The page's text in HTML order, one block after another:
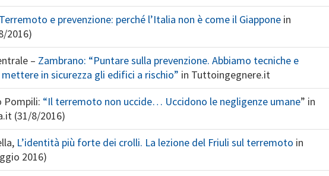
Terremoto e prevenzione: perché l’Italia non è come il Giappone in
2016)
– Zambrano: “Puntare sulla prevenzione. Abbiamo tecniche e
in sicurezza gli edifici a rischio” in Tuttoingegnere.it
Pompili: “Il terremoto non uccide… Uccidono le negligenze umane” in
(31/8/2016)
L’identità più forte dei crolli. La lezione del Friuli sul terremoto in
2016)